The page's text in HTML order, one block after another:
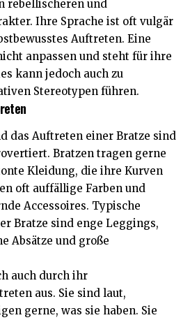
rebellischeren und
Ihre Sprache ist oft vulgär
Auftreten. Eine
anpassen und steht für ihre
kann jedoch auch zu
Stereotypen führen.
das Auftreten einer Bratze sind
Bratzen tragen gerne
Kleidung, die ihre Kurven
oft auffällige Farben und
Accessoires. Typische
Bratze sind enge Leggings,
Absätze und große
auch durch ihr
aus. Sie sind laut,
gerne, was sie haben. Sie